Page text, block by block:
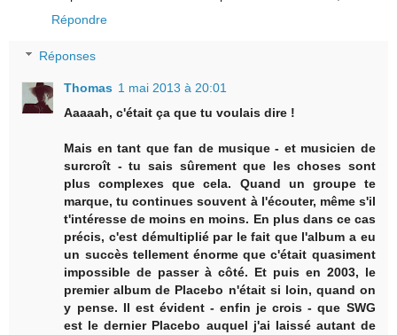
Répondre
Réponses
Thomas 1 mai 2013 à 20:01
Aaaaah, c'était ça que tu voulais dire !
Mais en tant que fan de musique - et musicien de
surcroît - tu sais sûrement que les choses sont
plus complexes que cela. Quand un groupe te
marque, tu continues souvent à l'écouter, même s'il
t'intéresse de moins en moins. En plus dans ce cas
précis, c'est démultiplié par le fait que l'album a eu
un succès tellement énorme que c'était quasiment
impossible de passer à côté. Et puis en 2003, le
premier album de Placebo n'était si loin, quand on
y pense. Il est évident - enfin je crois - que SWG
est le dernier Placebo auquel j'ai laissé autant de